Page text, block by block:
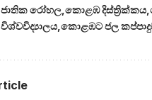
රෝහල කොළඹ දිස්ත්‍රික්කය
කොළඹට ජල